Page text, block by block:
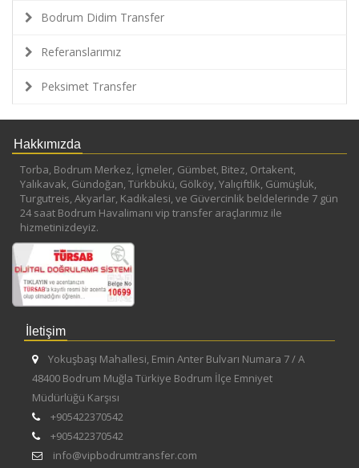
Bodrum Didim Transfer
Referanslarımız
Peksimet Transfer
Hakkımızda
Torba, Bodrum Merkez, İçmeler, Gümbet, Bitez, Ortakent,
Yalıkavak, Gündoğan, Türkbükü, Gölköy, Yalıçiftlik, Gümüşlük,
Turgutreis, Akyarlar, Kadıkalesi, ve Güvercinlik beldelerinde 7 gün
24 saat Bodrum Havalimanı vip transfer araçlarımız ile
hizmetinizdeyiz.
İletişim
Yokuşbaşı Mahallesi, Emin Anter Bulvarı Numara 7 / A
48400 Bodrum Muğla Türkiye Bodrum İlçe Emniyet
Müdürlüğü Karşısı
+905422370542
+905422370542
info@vipbodrumtransfer.com